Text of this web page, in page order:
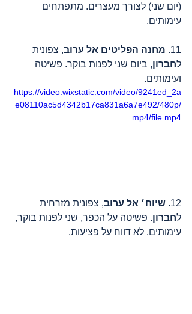
(יום שני) לצורך מעצרים. מתפתחים
עימותים.
11. מחנה הפליטים אל ערוב, צפונית
לחברון, ביום שני לפנות בוקר. פשיטה
ועימותים.
https://video.wixstatic.com/video/9241ed_2a
e08110ac5d4342b17ca831a6a7e492/480p/
mp4/file.mp4
12. שיוח׳ אל ערוב, צפונית מזרחית
לחברון. פשיטה על הכפר, שני לפנות בוקר,
עימותים. לא דווח על פציעות.